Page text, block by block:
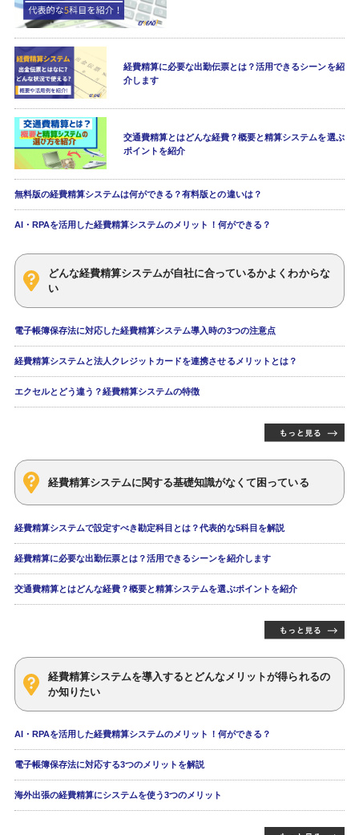
経費精算に必要な出勤伝票とは？活用できるシーンを紹
介します
交通費精算とはどんな経費？概要と精算システムを選ぶ
ポイントを紹介
無料版の経費精算システムは何ができる？有料版との違いは？
AI・RPAを活用した経費精算システムのメリット！何ができる？
どんな経費精算システムが自社に合っているかよくわからな
い
電子帳簿保存法に対応した経費精算システム導入時の3つの注意点
経費精算システムと法人クレジットカードを連携させるメリットとは？
エクセルとどう違う？経費精算システムの特徴
経費精算システムに関する基礎知識がなくて困っている
経費精算システムで設定すべき勘定科目とは？代表的な5科目を解説
経費精算に必要な出勤伝票とは？活用できるシーンを紹介します
交通費精算とはどんな経費？概要と精算システムを選ぶポイントを紹介
経費精算システムを導入するとどんなメリットが得られるの
か知りたい
AI・RPAを活用した経費精算システムのメリット！何ができる？
電子帳簿保存法に対応する3つのメリットを解説
海外出張の経費精算にシステムを使う3つのメリット